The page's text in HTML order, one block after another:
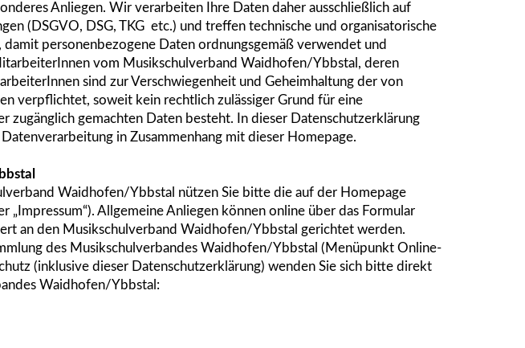
Anliegen. Wir verarbeiten Ihre Daten daher ausschließlich auf
(DSGVO, DSG, TKG etc.) und treffen technische und organisatorische
personenbezogene Daten ordnungsgemäß verwendet und
vom Musikschulverband Waidhofen/Ybbstal, deren
sind zur Verschwiegenheit und Geheimhaltung der von
verpflichtet, soweit kein rechtlich zulässiger Grund für eine
gemachten Daten besteht. In dieser Datenschutzerklärung
in Zusammenhang mit dieser Homepage.
Waidhofen/Ybbstal nützen Sie bitte die auf der Homepage
Allgemeine Anliegen können online über das Formular
an den Musikschulverband Waidhofen/Ybbstal gerichtet werden.
des Musikschulverbandes Waidhofen/Ybbstal (Menüpunkt Online-
(inklusive dieser Datenschutzerklärung) wenden Sie sich bitte direkt
Waidhofen/Ybbstal: